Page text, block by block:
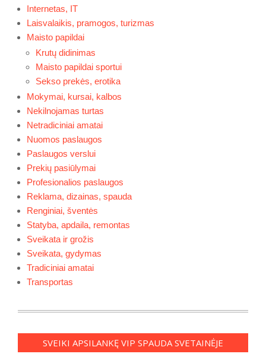
Internetas, IT
Laisvalaikis, pramogos, turizmas
Maisto papildai
Krutų didinimas
Maisto papildai sportui
Sekso prekės, erotika
Mokymai, kursai, kalbos
Nekilnojamas turtas
Netradiciniai amatai
Nuomos paslaugos
Paslaugos verslui
Prekių pasiūlymai
Profesionalios paslaugos
Reklama, dizainas, spauda
Renginiai, šventės
Statyba, apdaila, remontas
Sveikata ir grožis
Sveikata, gydymas
Tradiciniai amatai
Transportas
SVEIKI APSILANKĘ VIP SPAUDA SVETAINĖJE